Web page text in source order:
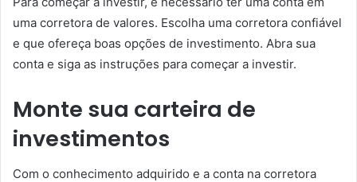
uma corretora de valores. Escolha uma corretora confiável
e que ofereça boas opções de investimento. Abra sua
conta e siga as instruções para começar a investir.
Monte sua carteira de
investimentos
Com o conhecimento adquirido e a conta na corretora